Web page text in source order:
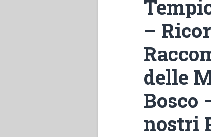
–
delle
Bosco
nostri